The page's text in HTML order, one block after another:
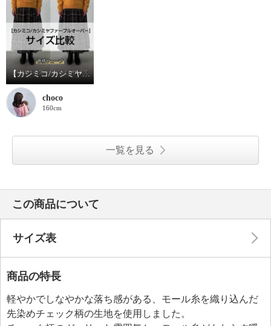
【カシミコ/カシミヤファープルオーバー】サイズ比較
choco
160cm
一覧を見る
この商品について
サイズ表
商品の特長
軽やかでしなやかな落ち感がある、モール糸を織り込んだ
先染めチェック柄の生地を使用しました。